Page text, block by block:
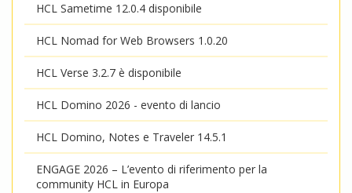
HCL Sametime 12.0.4 disponibile
HCL Nomad for Web Browsers 1.0.20
HCL Verse 3.2.7 è disponibile
HCL Domino 2026 - evento di lancio
HCL Domino, Notes e Traveler 14.5.1
ENGAGE 2026 – L’evento di riferimento per la
community HCL in Europa